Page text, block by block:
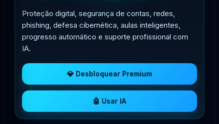
Proteção digital, segurança de contas, redes,
phishing, defesa cibernética, aulas inteligentes,
progresso automático e suporte profissional com
IA.
💎 Desbloquear Premium
🤖 Usar IA